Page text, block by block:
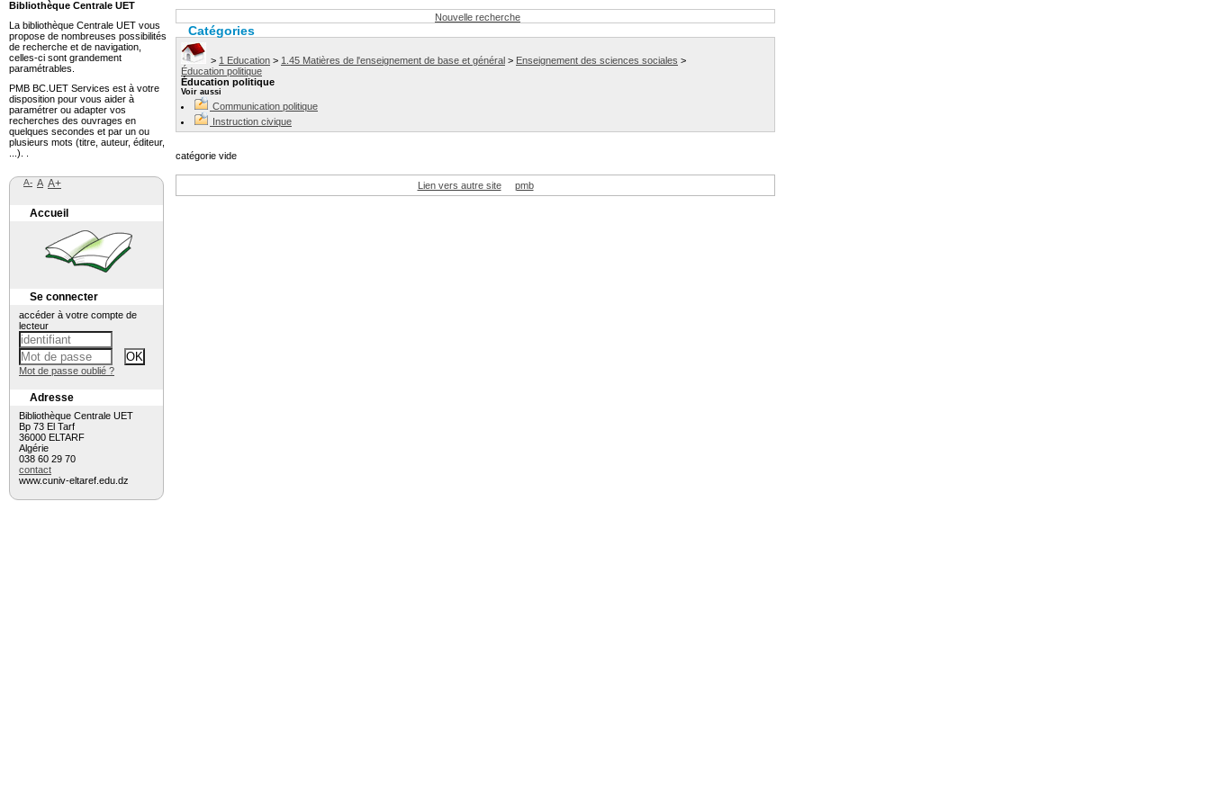
Nouvelle recherche
Catégories
> 1 Education > 1.45 Matières de l'enseignement de base et général > Enseignement des sciences sociales >
Éducation politique
Éducation politique
Voir aussi
Communication politique
Instruction civique
catégorie vide
Lien vers autre site pmb
Bibliothèque Centrale UET
La bibliothèque Centrale UET vous
propose de nombreuses possibilités
de recherche et de navigation,
celles-ci sont grandement
paramétrables.
PMB BC.UET Services est à votre
disposition pour vous aider à
paramétrer ou adapter vos
recherches des ouvrages en
quelques secondes et par un ou
plusieurs mots (titre, auteur, éditeur,
...). .
A- A A+
Accueil
Se connecter
accéder à votre compte de
lecteur
Mot de passe oublié ?
Adresse
Bibliothèque Centrale UET
Bp 73 El Tarf
36000 ELTARF
Algérie
038 60 29 70
contact
www.cuniv-eltaref.edu.dz